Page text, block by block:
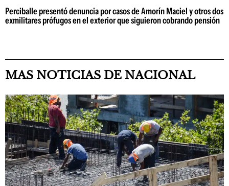
Perciballe presentó denuncia por casos de Amorín Maciel y otros dos
exmilitares prófugos en el exterior que siguieron cobrando pensión
MAS NOTICIAS DE NACIONAL